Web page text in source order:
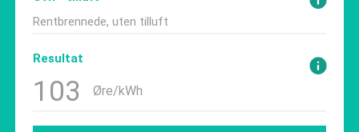
Rentbrennede, uten tilluft
Resultat
103 Øre/kWh